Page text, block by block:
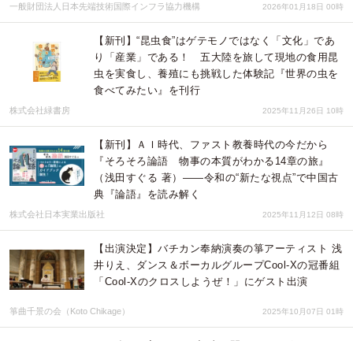
一般財団法人日本先端技術国際インフラ協力機構 2026年01月18日 00時
【新刊】“昆虫食”はゲテモノではなく「文化」であ
り「産業」である！ 五大陸を旅して現地の食用昆
虫を実食し、養殖にも挑戦した体験記『世界の虫を
食べてみたい』を刊行
株式会社緑書房 2025年11月26日 10時
【新刊】ＡＩ時代、ファスト教養時代の今だから
『そろそろ論語 物事の本質がわかる14章の旅』
（浅田すぐる 著）——令和の“新たな視点”で中国古
典『論語』を読み解く
株式会社日本実業出版社 2025年11月12日 08時
【出演決定】バチカン奉納演奏の箏アーティスト 浅
井りえ、ダンス＆ボーカルグループCool-Xの冠番組
「Cool-Xのクロスしようぜ！」にゲスト出演
箏曲千景の会（Koto Chikage） 2025年10月07日 01時